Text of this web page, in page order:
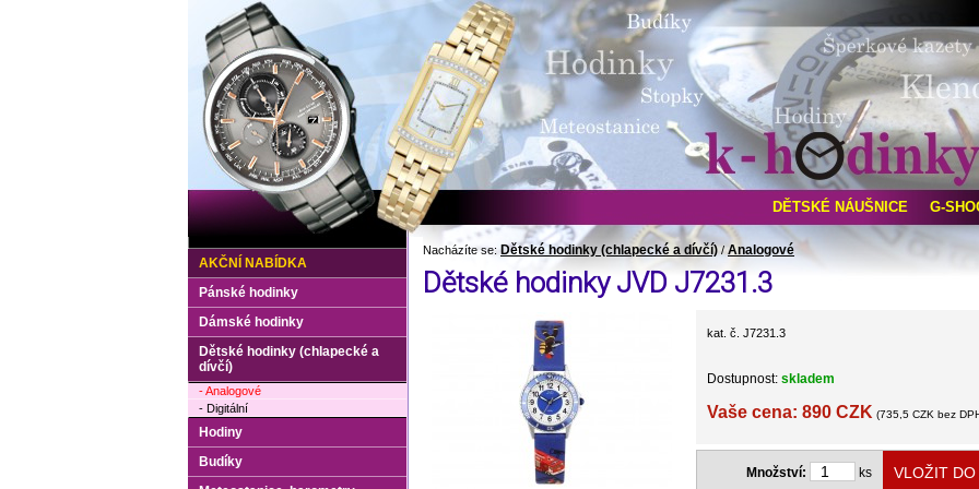
Nacházíte se: Dětské hodinky (chlapecké a dívčí) / Analogové
Dětské hodinky JVD J7231.3
kat. č. J7231.3
Dostupnost: skladem
Vaše cena: 890 CZK (735,5 CZK bez
Množství: ks
AKČNÍ NABÍDKA
Pánské hodinky
Dámské hodinky
Dětské hodinky (chlapecké a
dívčí)
- Analogové
- Digitální
Hodiny
Budíky
DĚTSKÉ NÁUŠNICE G-